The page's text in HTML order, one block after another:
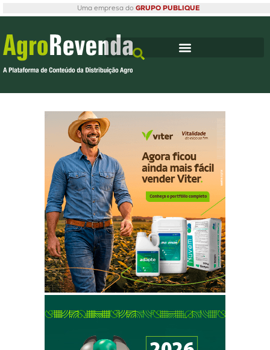
Uma empresa do GRUPO PUBLIQUE